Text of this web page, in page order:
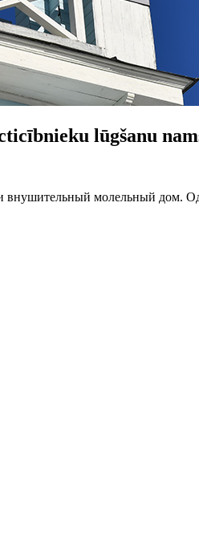
lūgšanu
внушительный молельный дом.